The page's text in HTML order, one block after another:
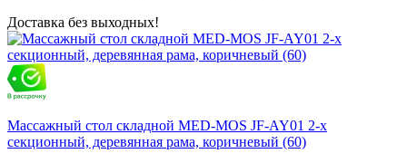
Доставка без выходных!
Массажный стол складной MED-MOS JF-AY01 2-х
секционный, деревянная рама, коричневый (60)